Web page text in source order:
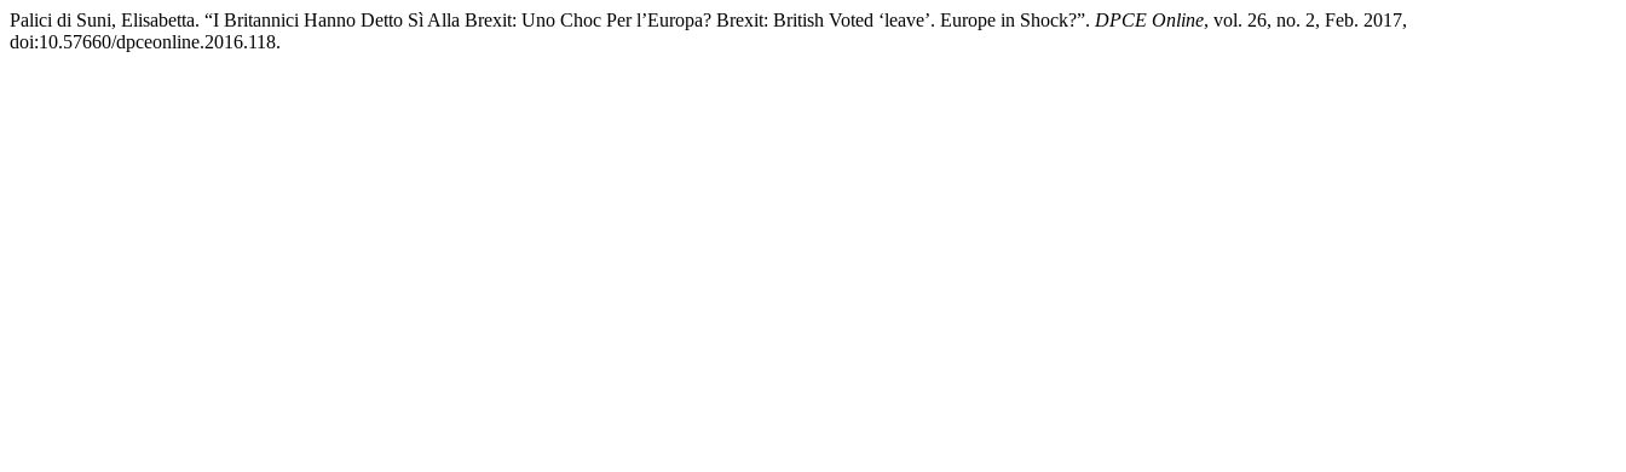
Palici di Suni, Elisabetta. “I Britannici Hanno Detto Sì Alla Brexit: Uno Choc Per l’Europa? Brexit: British Voted ‘leave’. Europe in Shock?”. DPCE Online, vol. 26, no. 2, Feb. 2017,
doi:10.57660/dpceonline.2016.118.